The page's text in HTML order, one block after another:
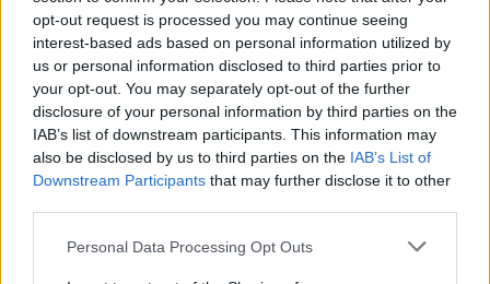
opt-out request is processed you may continue seeing
interest-based ads based on personal information utilized by
us or personal information disclosed to third parties prior to
your opt-out. You may separately opt-out of the further
disclosure of your personal information by third parties on the
IAB’s list of downstream participants. This information may
also be disclosed by us to third parties on the IAB’s List of
Downstream Participants that may further disclose it to other
Personal Data Processing Opt Outs
Esant didesniems eismo srautams
vairuotojams bus rekomenduojama pasirinkti
alternatyvius maršrutus – važiuojant
automagistrale nuo Vievio sukti į kelią Vievis–
Nemenčinė, o keliaujant nuo Kėdainių ar